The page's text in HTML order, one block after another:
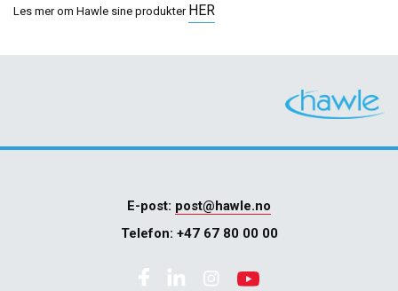
Les mer om Hawle sine produkter HER
E-post: post@hawle.no
Telefon: +47 67 80 00 00